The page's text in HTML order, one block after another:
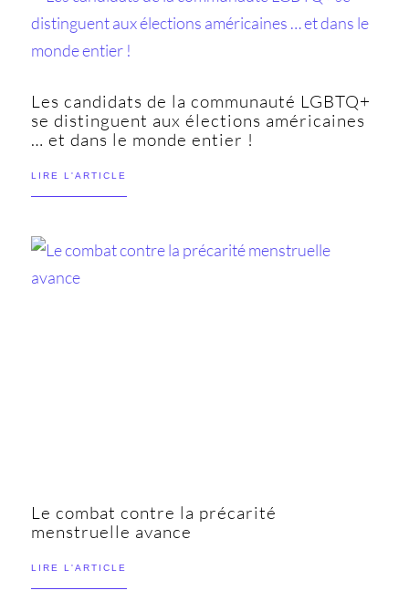
Les candidats de la communauté LGBTQ+
se distinguent aux élections américaines
… et dans le monde entier !
LIRE L'ARTICLE
Le combat contre la précarité
menstruelle avance
LIRE L'ARTICLE